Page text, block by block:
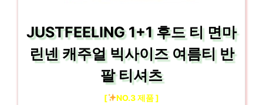
JUSTFEELING 1+1 후드 티 면마
린넨 캐주얼 빅사이즈 여름티 반
팔 티셔츠
[ NO.3 제품 ]